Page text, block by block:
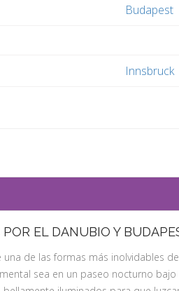
Budapest
Innsbruck
POR EL DANUBIO Y
una de las formas más inolvidables
sea en un paseo nocturno bajo